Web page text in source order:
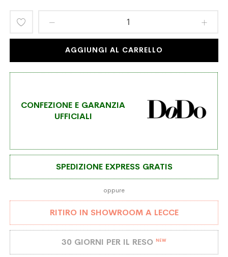
Aggiungi
AGGIUNGI AL CARRELLO
CONFEZIONE E GARANZIA
UFFICIALI
SPEDIZIONE EXPRESS GRATIS
oppure
RITIRO IN SHOWROOM A LECCE
30 GIORNI PER IL RESO NEW